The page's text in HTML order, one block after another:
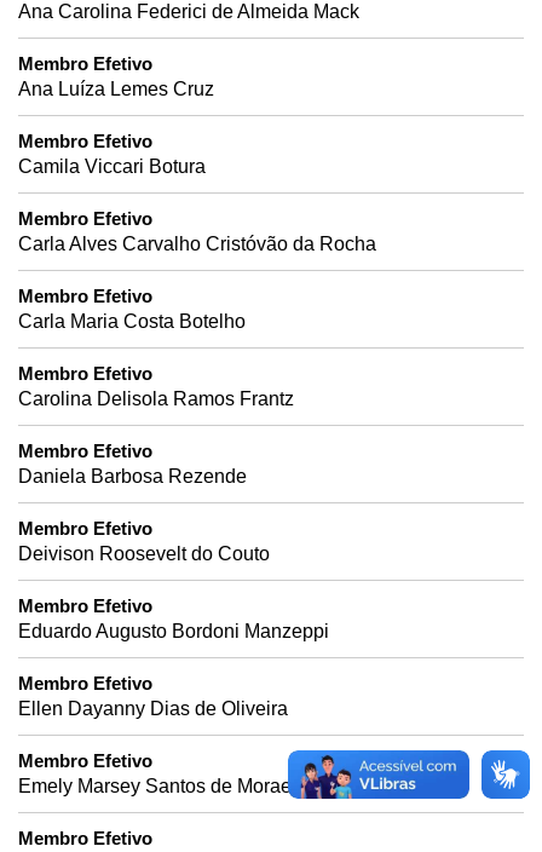
Ana Carolina Federici de Almeida Mack
Membro Efetivo
Ana Luíza Lemes Cruz
Membro Efetivo
Camila Viccari Botura
Membro Efetivo
Carla Alves Carvalho Cristóvão da Rocha
Membro Efetivo
Carla Maria Costa Botelho
Membro Efetivo
Carolina Delisola Ramos Frantz
Membro Efetivo
Daniela Barbosa Rezende
Membro Efetivo
Deivison Roosevelt do Couto
Membro Efetivo
Eduardo Augusto Bordoni Manzeppi
Membro Efetivo
Ellen Dayanny Dias de Oliveira
Membro Efetivo
Emely Marsey Santos de Moraes
Membro Efetivo